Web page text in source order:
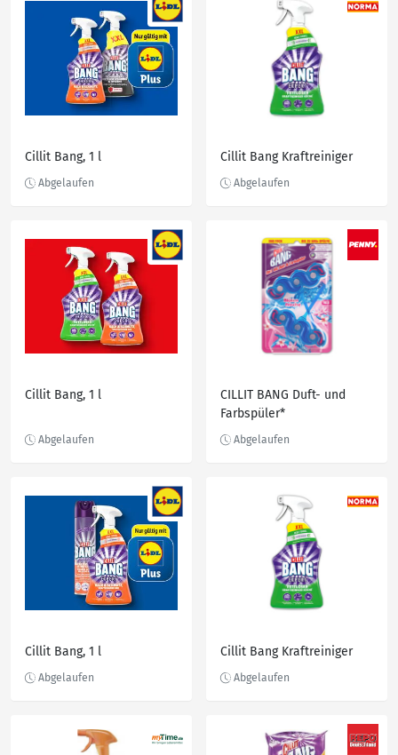
Cillit Bang, 1 l Cillit Bang Kraftreiniger
Cillit Bang, 1 l
CILLIT BANG Duft- und
Farbspüler*
Cillit Bang, 1 l Cillit Bang Kraftreiniger